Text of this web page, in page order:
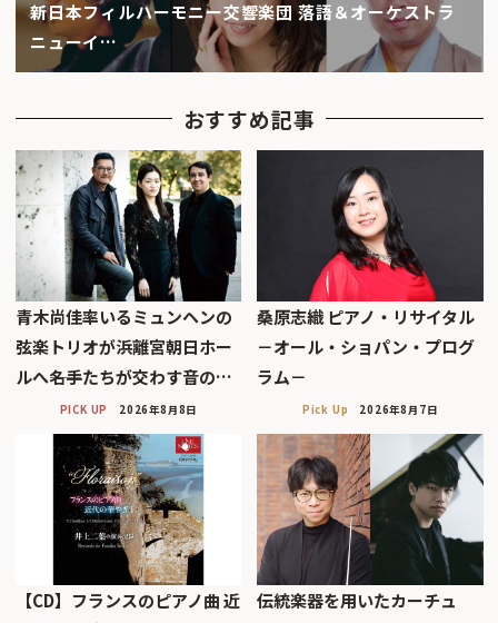
新日本フィルハーモニー交響楽団 落語＆オーケストラ
ニューイ…
おすすめ記事
青木尚佳率いるミュンヘンの
弦楽トリオが浜離宮朝日ホー
ルへ――名手たちが交わす音の…
PICK UP 2026年8月8日
桑原志織 ピアノ・リサイタル
－オール・ショパン・プログ
ラム－
Pick Up 2026年8月7日
【CD】フランスのピアノ曲 近
伝統楽器を用いたカーチュ